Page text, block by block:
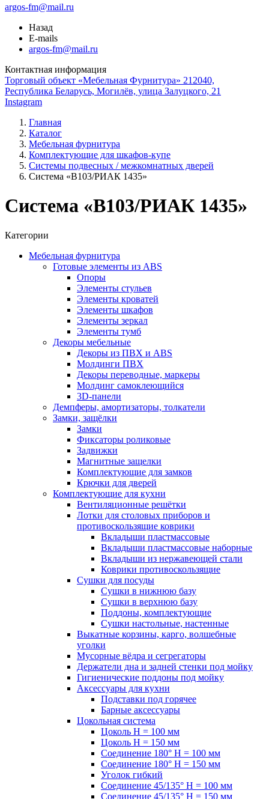
argos-fm@mail.ru
Назад
E-mails
argos-fm@mail.ru
Контактная информация
Торговый объект «Мебельная Фурнитура» 212040,
Республика Беларусь, Могилёв, улица Залуцкого, 21
Instagram
Главная
Каталог
Мебельная фурнитура
Комплектующие для шкафов-купе
Системы подвесных / межкомнатных дверей
Система «B103/РИАК 1435»
Система «B103/РИАК 1435»
Категории
Мебельная фурнитура
Готовые элементы из ABS
Опоры
Элементы стульев
Элементы кроватей
Элементы шкафов
Элементы зеркал
Элементы тумб
Декоры мебельные
Декоры из ПВХ и ABS
Молдинги ПВХ
Декоры переводные, маркеры
Молдинг самоклеющийся
3D-панели
Демпферы, амортизаторы, толкатели
Замки, защёлки
Замки
Фиксаторы роликовые
Задвижки
Магнитные защелки
Комплектующие для замков
Крючки для дверей
Комплектующие для кухни
Вентиляционные решётки
Лотки для столовых приборов и
противоскользящие коврики
Вкладыши пластмассовые
Вкладыши пластмассовые наборные
Вкладыши из нержавеющей стали
Коврики противоскользящие
Сушки для посуды
Сушки в нижнюю базу
Сушки в верхнюю базу
Поддоны, комплектующие
Сушки настольные, настенные
Выкатные корзины, карго, волшебные
уголки
Мусорные вёдра и сегрегаторы
Держатели дна и задней стенки под мойку
Гигиенические поддоны под мойку
Аксессуары для кухни
Подставки под горячее
Барные аксессуары
Цокольная система
Цоколь H = 100 мм
Цоколь H = 150 мм
Соединение 180° H = 100 мм
Соединение 180° H = 150 мм
Уголок гибкий
Соединение 45/135° H = 100 мм
Соединение 45/135° H = 150 мм